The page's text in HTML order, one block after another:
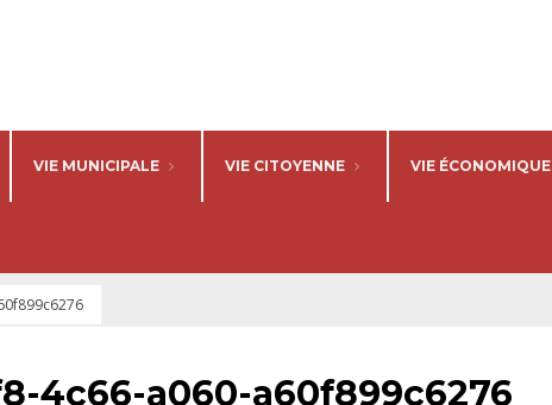
VIE MUNICIPALE VIE CITOYENNE VIE ÉCONOMIQUE
4c66-a060-a60f899c6276